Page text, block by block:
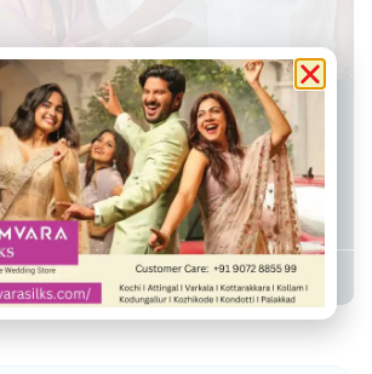
ടീച്ചർക്ക് യാത്രയയപ്പ്;
അധ്യാപന
വിരാമം
31, 2026 7:46 pm